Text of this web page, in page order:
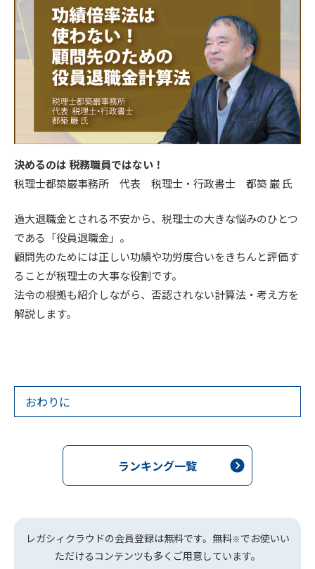
決めるのは 税務職員ではない！
税理士都築巌事務所 代表 税理士・行政書士 都築 巌 氏
過大退職金とされる不安から、税理士の大きな悩みのひとつ
である「役員退職金」。
顧問先のためには正しい功績や功労度合いをきちんと評価す
ることが税理士の大事な役割です。
法令の根拠も紹介しながら、否認されない計算法・考え方を
解説します。
おわりに
ランキング一覧
レガシィクラウドの会員登録は無料です。無料※でお使いい
ただけるコンテンツも多くご用意しています。